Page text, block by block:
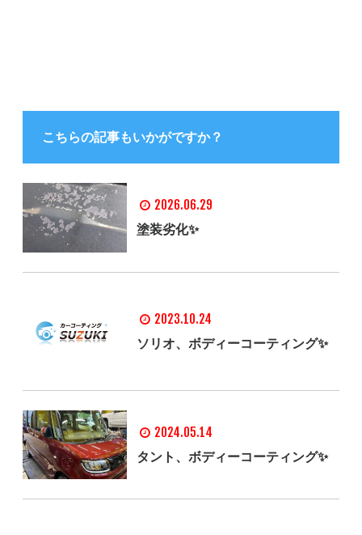
こちらの記事もいかがですか？
2026.06.29
塗装劣化✨
2023.10.24
ソリオ、ボディーコーティング✨
2024.05.14
タント、ボディーコーティング✨